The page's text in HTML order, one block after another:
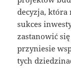
decyzja, która
sukces
zastanowić
przyniesie
tych